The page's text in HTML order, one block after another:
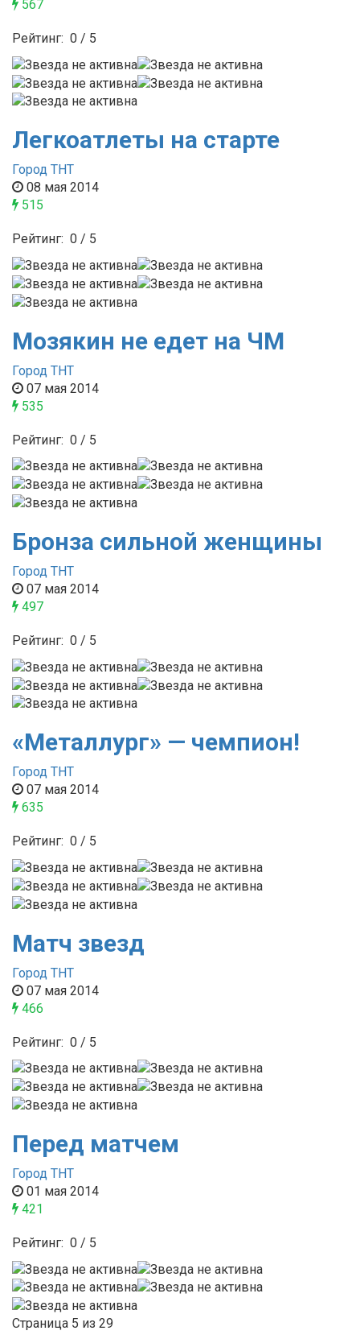
567
Рейтинг: 0 / 5
Легкоатлеты на старте
Город ТНТ
08 мая 2014
515
Рейтинг: 0 / 5
Мозякин не едет на ЧМ
Город ТНТ
07 мая 2014
535
Рейтинг: 0 / 5
Бронза сильной женщины
Город ТНТ
07 мая 2014
497
Рейтинг: 0 / 5
«Металлург» — чемпион!
Город ТНТ
07 мая 2014
635
Рейтинг: 0 / 5
Матч звезд
Город ТНТ
07 мая 2014
466
Рейтинг: 0 / 5
Перед матчем
Город ТНТ
01 мая 2014
421
Рейтинг: 0 / 5
Страница 5 из 29